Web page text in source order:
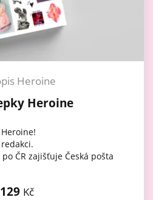
Heroine
Heroine
ČR zajišťuje Česká pošta
129 Kč